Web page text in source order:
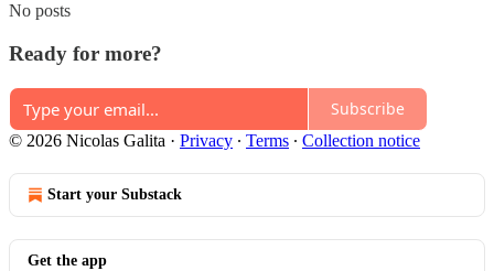
No posts
Ready for more?
Subscribe
© 2026 Nicolas Galita · Privacy ∙ Terms ∙ Collection notice
Start your Substack
Get the app